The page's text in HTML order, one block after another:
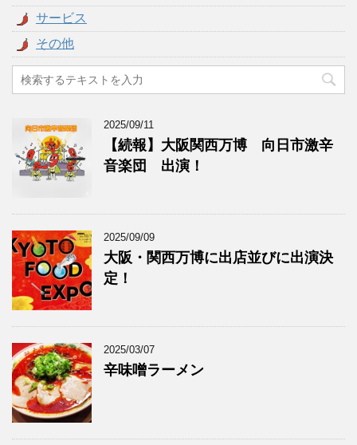
サービス
その他
2025/09/11
【続報】大阪関西万博 向日市激辛
音楽団 出演！
2025/09/09
大阪・関西万博に出店並びに出演決
定！
2025/03/07
辛味噌ラーメン